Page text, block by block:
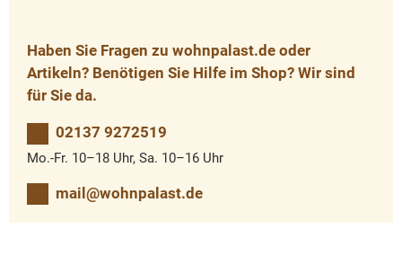
Haben Sie Fragen zu wohnpalast.de oder
Artikeln? Benötigen Sie Hilfe im Shop? Wir sind
für Sie da.
02137 9272519
Mo.-Fr. 10–18 Uhr, Sa. 10–16 Uhr
mail@wohnpalast.de